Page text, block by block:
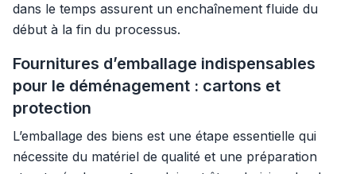
dans le temps assurent un enchaînement fluide du
début à la fin du processus.
Fournitures d’emballage indispensables
pour le déménagement : cartons et
protection
L’emballage des biens est une étape essentielle qui
nécessite du matériel de qualité et une préparation